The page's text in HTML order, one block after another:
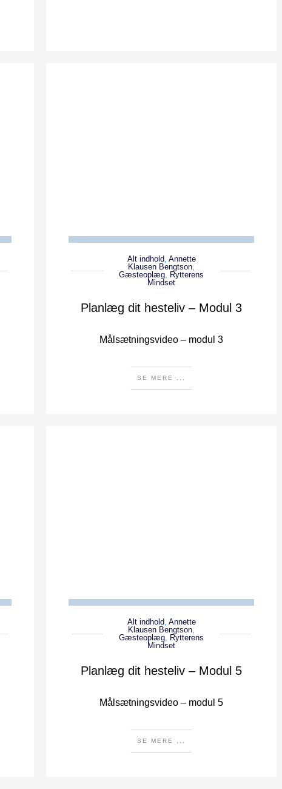
Alt indhold, Annette
Klausen Bengtson,
Gæsteoplæg, Rytterens
Mindset
Planlæg dit hesteliv – Modul 3
Målsætningsvideo – modul 3
SE MERE ...
Alt indhold, Annette
Klausen Bengtson,
Gæsteoplæg, Rytterens
Mindset
Planlæg dit hesteliv – Modul 5
Målsætningsvideo – modul 5
SE MERE ...